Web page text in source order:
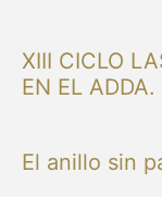
XIII CICLO
EN EL
El anillo sin